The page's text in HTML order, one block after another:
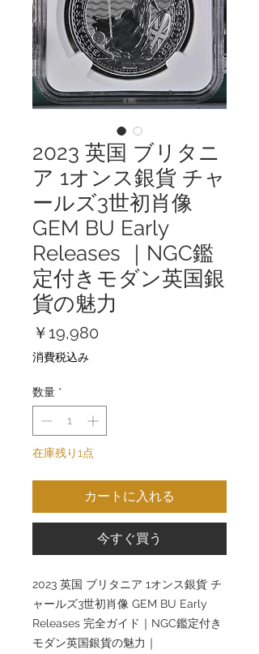
2023 英国 ブリタニ
ア 1オンス銀貨 チャ
ールズ3世初肖像
GEM BU Early
Releases ｜NGC鑑
定付きモダン英国銀
貨の魅力
￥19,980
消費税込み
数量 *
在庫残り1点
カートに入れる
今すぐ買う
2023 英国 ブリタニア 1オンス銀貨 チ
ャールズ3世初肖像 GEM BU Early
Releases 完全ガイド｜NGC鑑定付き
モダン英国銀貨の魅力｜